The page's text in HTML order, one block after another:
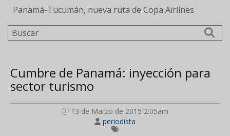
Panamá-Tucumán, nueva ruta de Copa Airlines
Buscar
Cumbre de Panamá: inyección para
sector turismo
13 de Marzo de 2015 2:05am
periodista